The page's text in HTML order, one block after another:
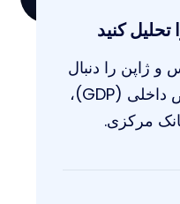
کنید
و ژاپن را دنبال
کنید؛ به‌ویژه تولید ناخالص داخلی (GDP)،
مرکزی.